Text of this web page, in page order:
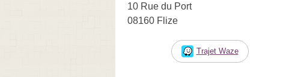
10 Rue du Port
08160 Flize
Trajet Waze